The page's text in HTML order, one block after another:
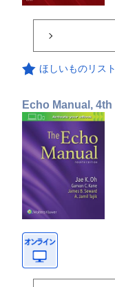
ほしいものリス
Echo Manual, 4th